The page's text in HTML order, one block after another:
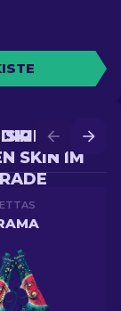
EINEN
SKIN IM
IM